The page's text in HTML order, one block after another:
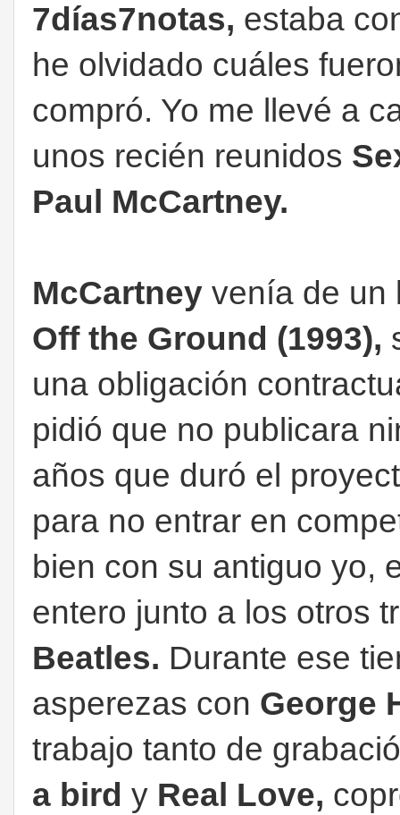
7días7notas, estaba
he olvidado cuáles
compró. Yo me llevé a
unos recién reunidos
Paul McCartney.
McCartney venía de un
Off the Ground (1993),
una obligación
pidió que no publicara
años que duró el
para no entrar en
bien con su antiguo yo,
entero junto a los otros
Beatles. Durante ese
asperezas con George
trabajo tanto de
a bird y Real Love,